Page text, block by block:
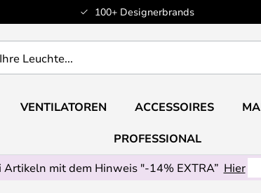
100+ Designerbrands
VENTILATOREN ACCESSOIRES
PROFESSIONAL
mit dem Hinweis "-14% EXTRA” Hier